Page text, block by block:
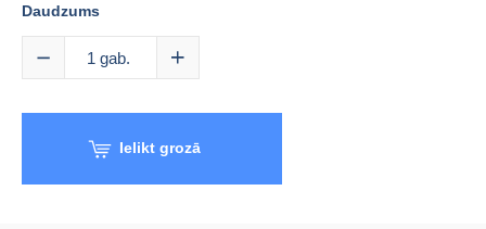
Daudzums
1 gab.
Ielikt grozā